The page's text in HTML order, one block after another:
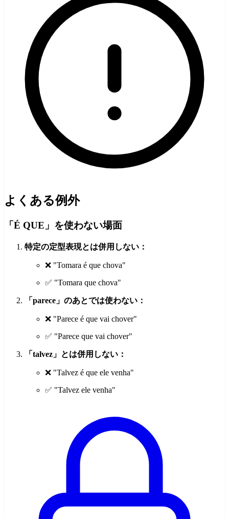
よくある例外
「É QUE」を使わない場面
特定の定型表現とは併用しない：
❌ "Tomara é que chova"
✅ "Tomara que chova"
「parece」のあとでは使わない：
❌ "Parece é que vai chover"
✅ "Parece que vai chover"
「talvez」とは併用しない：
❌ "Talvez é que ele venha"
✅ "Talvez ele venha"